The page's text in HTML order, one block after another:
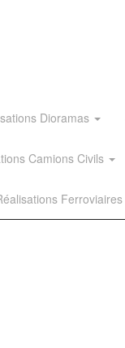
Dioramas
Camions Civils
Ferroviaires